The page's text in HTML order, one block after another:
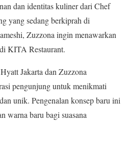
dan identitas kuliner dari Chef
yang sedang berkiprah di
Zuzzona ingin menawarkan
KITA Restaurant.
Jakarta dan Zuzzona
pengunjung untuk menikmati
unik. Pengenalan konsep baru ini
warna baru bagi suasana